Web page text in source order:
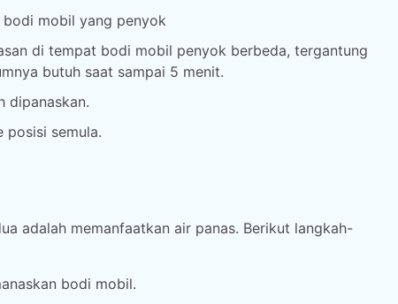
bodi mobil yang penyok
di tempat bodi mobil penyok berbeda, tergantung
butuh saat sampai 5 menit.
dipanaskan.
posisi semula.
adalah memanfaatkan air panas. Berikut langkah-
bodi mobil.